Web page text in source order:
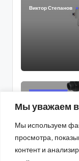
Мы уважаем
Мы используем
просмотра,
контент и
Posted
Виктор Степанов
Posted
in
AJC-101-
Posted
by
Виктор Степанов